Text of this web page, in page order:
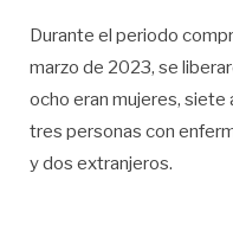
Durante el periodo
marzo de 2023, se
ocho eran mujeres,
tres personas con
y dos extranjeros.